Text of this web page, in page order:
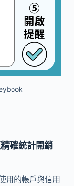
確統計開銷
用的帳戶與信用